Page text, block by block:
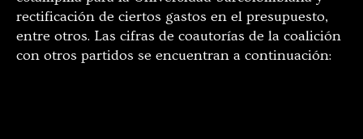
rectificación de ciertos gastos en el presupuesto,
entre otros. Las cifras de coautorías de la coalición
con otros partidos se encuentran a continuación: